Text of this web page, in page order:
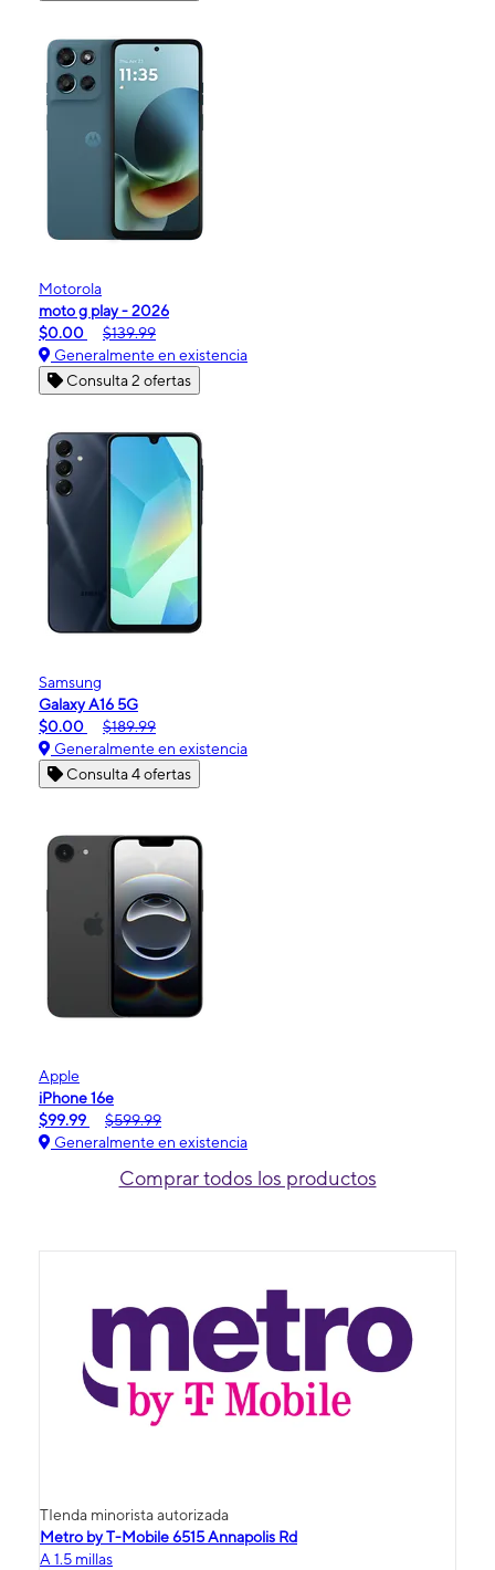
Motorola
moto g play - 2026
$0.00
$139.99
Generalmente en existencia
Consulta 2 ofertas
Samsung
Galaxy A16 5G
$0.00
$189.99
Generalmente en existencia
Consulta 4 ofertas
Apple
iPhone 16e
$99.99
$599.99
Generalmente en existencia
Comprar todos los productos
TIenda minorista autorizada
Metro by T-Mobile 6515 Annapolis Rd
A 1.5 millas